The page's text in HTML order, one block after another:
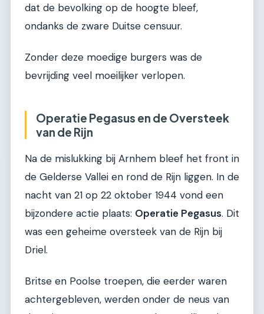
dat de bevolking op de hoogte bleef,
ondanks de zware Duitse censuur.
Zonder deze moedige burgers was de
bevrijding veel moeilijker verlopen.
Operatie Pegasus en de Oversteek
van de Rijn
Na de mislukking bij Arnhem bleef het front in
de Gelderse Vallei en rond de Rijn liggen. In de
nacht van 21 op 22 oktober 1944 vond een
bijzondere actie plaats: Operatie Pegasus. Dit
was een geheime oversteek van de Rijn bij
Driel.
Britse en Poolse troepen, die eerder waren
achtergebleven, werden onder de neus van